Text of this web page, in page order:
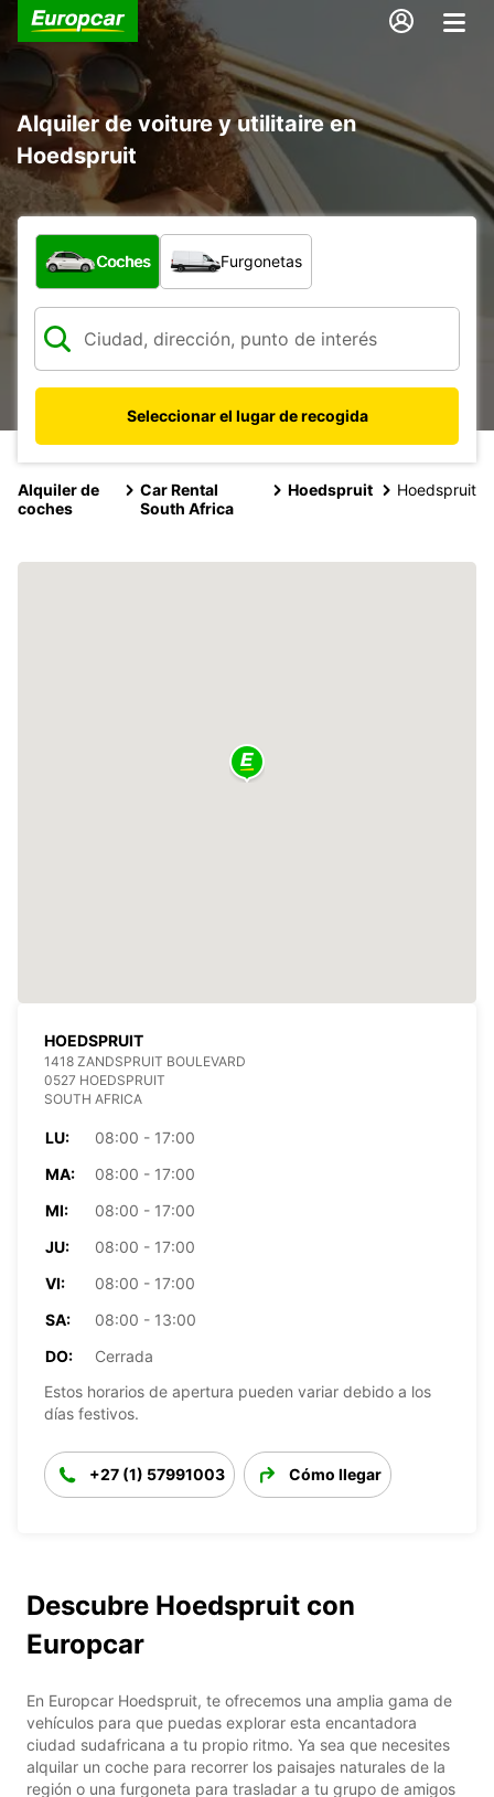
Alquiler de voiture y utilitaire en
Hoedspruit
¿Qué tipo de vehículo?
Coches Furgonetas
Seleccionar el lugar de recogida
Alquiler de
coches
Car Rental
South Africa
Hoedspruit Hoedspruit
HOEDSPRUIT
1418 ZANDSPRUIT BOULEVARD
0527 HOEDSPRUIT
SOUTH AFRICA
LU:
08:00 - 17:00
MA:
08:00 - 17:00
MI:
08:00 - 17:00
JU:
08:00 - 17:00
VI:
08:00 - 17:00
SA:
08:00 - 13:00
DO:
Cerrada
Estos horarios de apertura pueden variar debido a los
días festivos.
+27 (1) 57991003 Cómo llegar
Descubre Hoedspruit con
Europcar
En Europcar Hoedspruit, te ofrecemos una amplia gama de
vehículos para que puedas explorar esta encantadora
ciudad sudafricana a tu propio ritmo. Ya sea que necesites
alquilar un coche para recorrer los paisajes naturales de la
región o una furgoneta para trasladar a tu grupo de amigos